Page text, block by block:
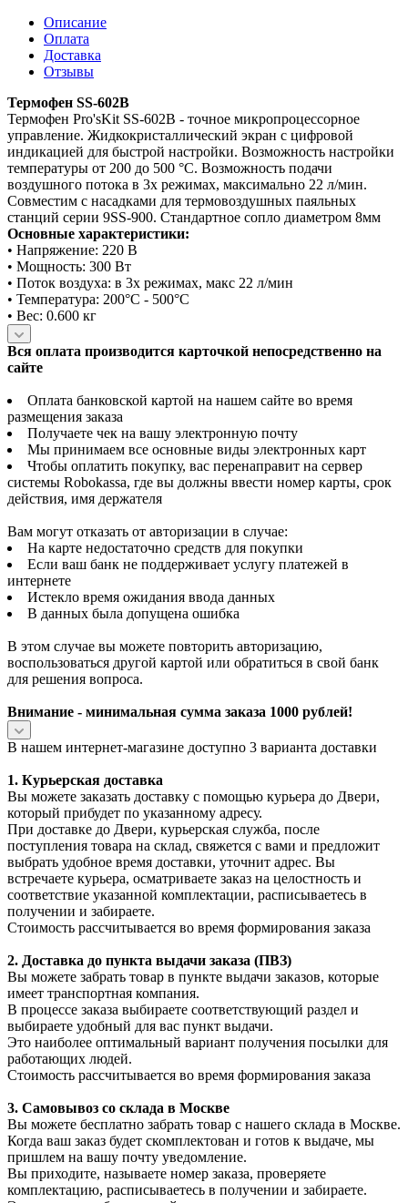
Описание
Оплата
Доставка
Отзывы
Термофен SS-602B
Термофен Pro'sKit SS-602B - точное микропроцессорное
управление. Жидкокристаллический экран с цифровой
индикацией для быстрой настройки. Возможность настройки
температуры от 200 до 500 °C. Возможность подачи
воздушного потока в 3х режимах, максимально 22 л/мин.
Совместим с насадками для термовоздушных паяльных
станций серии 9SS-900. Стандартное сопло диаметром 8мм
Основные характеристики:
• Напряжение: 220 В
• Мощность: 300 Вт
• Поток воздуха: в 3х режимах, макс 22 л/мин
• Температура: 200°C - 500°C
• Вес: 0.600 кг
Вся оплата производится карточкой непосредственно на
сайте
Оплата банковской картой на нашем сайте во время
размещения заказа
Получаете чек на вашу электронную почту
Мы принимаем все основные виды электронных карт
Чтобы оплатить покупку, вас перенаправит на сервер
системы Robokassa, где вы должны ввести номер карты, срок
действия, имя держателя
Вам могут отказать от авторизации в случае:
На карте недостаточно средств для покупки
Если ваш банк не поддерживает услугу платежей в
интернете
Истекло время ожидания ввода данных
В данных была допущена ошибка
В этом случае вы можете повторить авторизацию,
воспользоваться другой картой или обратиться в свой банк
для решения вопроса.
Внимание - минимальная сумма заказа 1000 рублей!
В нашем интернет-магазине доступно 3 варианта доставки
1. Курьерская доставка
Вы можете заказать доставку с помощью курьера до Двери,
который прибудет по указанному адресу.
При доставке до Двери, курьерская служба, после
поступления товара на склад, свяжется с вами и предложит
выбрать удобное время доставки, уточнит адрес. Вы
встречаете курьера, осматриваете заказ на целостность и
соответствие указанной комплектации, расписываетесь в
получении и забираете.
Стоимость рассчитывается во время формирования заказа
2. Доставка до пункта выдачи заказа (ПВЗ)
Вы можете забрать товар в пункте выдачи заказов, которые
имеет транспортная компания.
В процессе заказа выбираете соответствующий раздел и
выбираете удобный для вас пункт выдачи.
Это наиболее оптимальный вариант получения посылки для
работающих людей.
Стоимость рассчитывается во время формирования заказа
3. Самовывоз со склада в Москве
Вы можете бесплатно забрать товар с нашего склада в Москве.
Когда ваш заказ будет скомплектован и готов к выдаче, мы
пришлем на вашу почту уведомление.
Вы приходите, называете номер заказа, проверяете
комплектацию, расписываетесь в получении и забираете.